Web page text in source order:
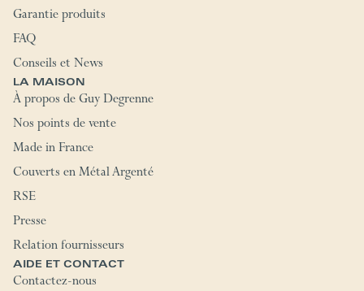
Garantie produits
FAQ
Conseils et News
LA MAISON
À propos de Guy Degrenne
Nos points de vente
Made in France
Couverts en Métal Argenté
RSE
Presse
Relation fournisseurs
AIDE ET CONTACT
Contactez-nous